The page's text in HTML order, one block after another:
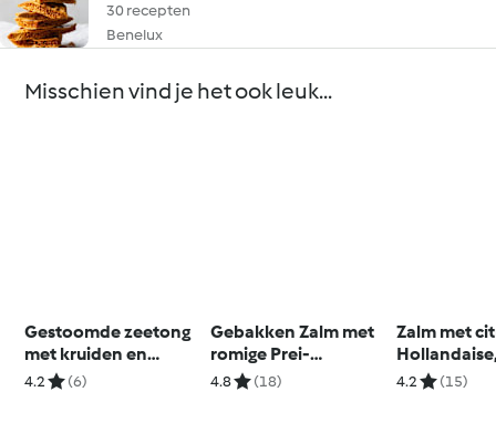
30 recepten
Benelux
Misschien vind je het ook leuk...
Gestoomde zeetong
met kruiden en
wortelmousseline
4.2 (6)
Gebakken Zalm met
romige Prei-
Courgettesaus
4.8 (18)
Zalm met
en rijst
4.2 (15)